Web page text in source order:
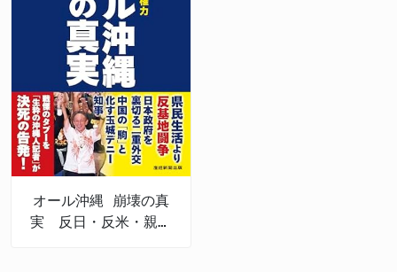
オール沖縄 崩壊の真
実 反日・反米・親中